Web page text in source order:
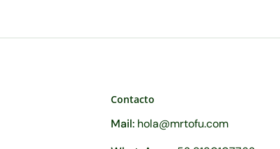
Contacto
Mail: hola@mrtofu.com